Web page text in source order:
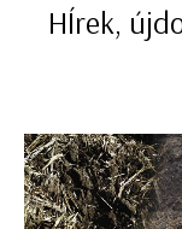
HÍrek,